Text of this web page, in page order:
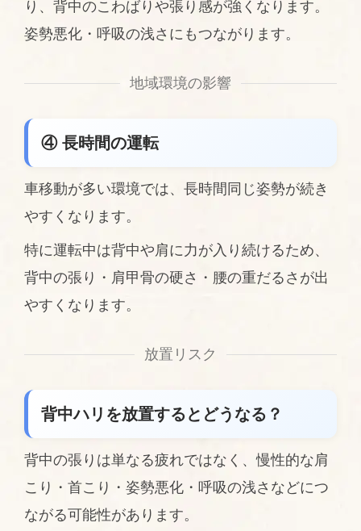
り、背中のこわばりや張り感が強くなります。
姿勢悪化・呼吸の浅さにもつながります。
地域環境の影響
④ 長時間の運転
車移動が多い環境では、長時間同じ姿勢が続き
やすくなります。
特に運転中は背中や肩に力が入り続けるため、
背中の張り・肩甲骨の硬さ・腰の重だるさが出
やすくなります。
放置リスク
背中ハリを放置するとどうなる？
背中の張りは単なる疲れではなく、慢性的な肩
こり・首こり・姿勢悪化・呼吸の浅さなどにつ
ながる可能性があります。